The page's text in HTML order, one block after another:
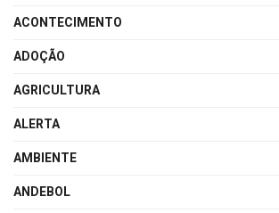
ACONTECIMENTO
ADOÇÃO
AGRICULTURA
ALERTA
AMBIENTE
ANDEBOL